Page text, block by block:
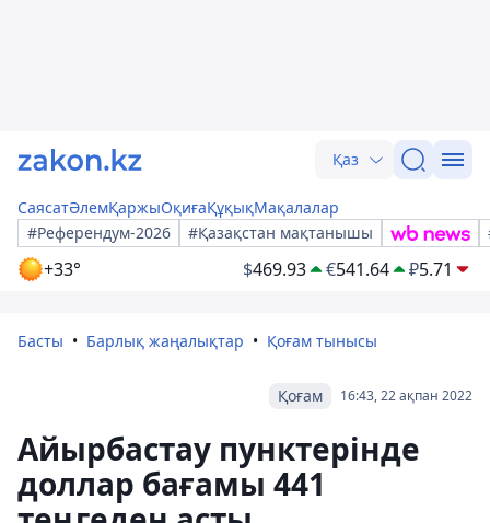
Қаз
СаясатӘлемҚаржыОқиғаҚұқықМақалалар
#Референдум-2026
#Қазақстан мақтанышы
+33° $469.93 €541.64 ₽5.71
Басты Барлық жаңалықтар Қоғам тынысы
16:43, 22 ақпан 2022
Қоғам
Айырбастау пунктерінде
доллар бағамы 441